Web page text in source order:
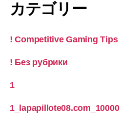
カテゴリー
! Competitive Gaming Tips
! Без рубрики
1
1_lapapillote08.com_10000